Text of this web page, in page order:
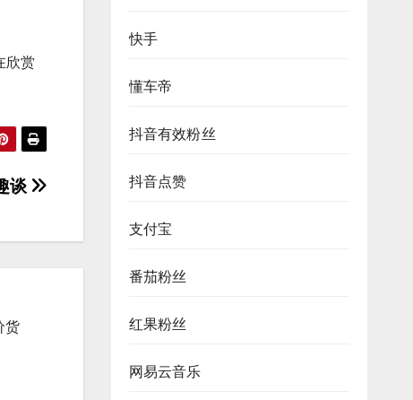
欣赏
谈
货
快手
懂车帝
抖音有效粉丝
抖音点赞
支付宝
番茄粉丝
红果粉丝
网易云音乐